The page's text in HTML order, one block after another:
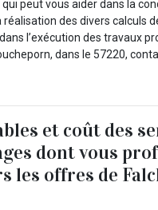
peut vous aider dans la
des divers calculs
l’exécution des travaux
dans le 57220,
et coût des
dont vous
les offres de